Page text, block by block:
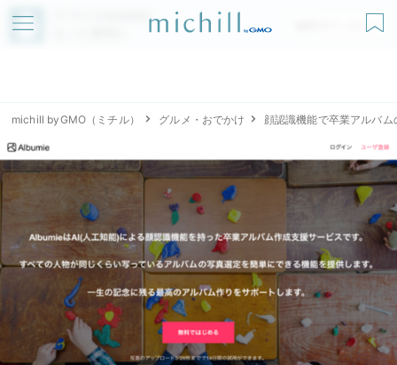
アプリでmichillが
無料ダウンロード
michill byGMO（ミチル） グルメ・おでかけ 顔認識機能で卒業アルバ